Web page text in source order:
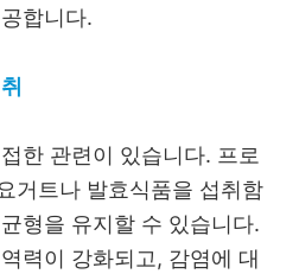
합니다.
한 관련이 있습니다. 프로
거트나 발효식품을 섭취함
형을 유지할 수 있습니다.
력이 강화되고, 감염에 대